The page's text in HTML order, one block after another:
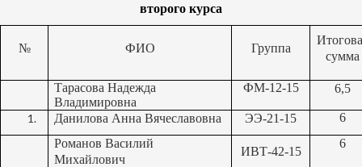
второго курса
№ ФИО Группа
сумма
Тарасова Надежда
Владимировна
ФМ-12-15 6,5
Данилова Анна Вячеславовна ЭЭ-21-15
6
Романов Василий
Михайлович
ИВТ-42-15
6